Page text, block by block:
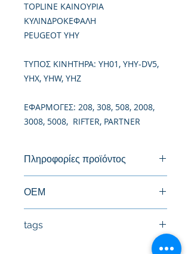
TOPLINE ΚΑΙΝΟΥΡΙΑ
ΚΥΛΙΝΔΡΟΚΕΦΑΛΗ
PEUGEOT YHY
TΥΠΟΣ ΚΙΝΗΤΗΡΑ: YH01, YHY-DV5,
YHX, YHW, YHZ
ΕΦΑΡΜΟΓΕΣ: 208, 308, 508, 2008,
3008, 5008, RIFTER, PARTNER
Πληροφορίες προϊόντος
ΟΕΜ
2189140, 3556972, JX6Q6C032AB
tags